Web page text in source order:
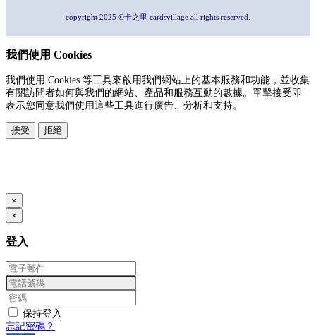
copyright 2025 ©卡之里 cardsvillage all rights reserved.
我們使用 Cookies
我們使用 Cookies 等工具來啟用我們網站上的基本服務和功能，並收集
有關訪問者如何與我們的網站、產品和服務互動的數據。單擊接受即
表示您同意我們使用這些工具進行廣告、分析和支持。
接受 拒絕
×
×
登入
保持登入
忘記密碼？